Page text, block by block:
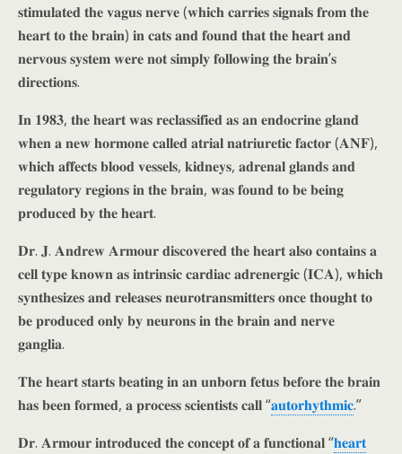
𝐬𝐭𝐢𝐦𝐮𝐥𝐚𝐭𝐞𝐝 𝐭𝐡𝐞 𝐯𝐚𝐠𝐮𝐬 𝐧𝐞𝐫𝐯𝐞 (𝐰𝐡𝐢𝐜𝐡 𝐜𝐚𝐫𝐫𝐢𝐞𝐬 𝐬𝐢𝐠𝐧𝐚𝐥𝐬 𝐟𝐫𝐨𝐦 𝐭𝐡𝐞
𝐡𝐞𝐚𝐫𝐭 𝐭𝐨 𝐭𝐡𝐞 𝐛𝐫𝐚𝐢𝐧) 𝐢𝐧 𝐜𝐚𝐭𝐬 𝐚𝐧𝐝 𝐟𝐨𝐮𝐧𝐝 𝐭𝐡𝐚𝐭 𝐭𝐡𝐞 𝐡𝐞𝐚𝐫𝐭 𝐚𝐧𝐝
𝐧𝐞𝐫𝐯𝐨𝐮𝐬 𝐬𝐲𝐬𝐭𝐞𝐦 𝐰𝐞𝐫𝐞 𝐧𝐨𝐭 𝐬𝐢𝐦𝐩𝐥𝐲 𝐟𝐨𝐥𝐥𝐨𝐰𝐢𝐧𝐠 𝐭𝐡𝐞 𝐛𝐫𝐚𝐢𝐧’𝐬
𝐝𝐢𝐫𝐞𝐜𝐭𝐢𝐨𝐧𝐬.
𝐈𝐧 𝟏𝟗𝟖𝟑, 𝐭𝐡𝐞 𝐡𝐞𝐚𝐫𝐭 𝐰𝐚𝐬 𝐫𝐞𝐜𝐥𝐚𝐬𝐬𝐢𝐟𝐢𝐞𝐝 𝐚𝐬 𝐚𝐧 𝐞𝐧𝐝𝐨𝐜𝐫𝐢𝐧𝐞 𝐠𝐥𝐚𝐧𝐝
𝐰𝐡𝐞𝐧 𝐚 𝐧𝐞𝐰 𝐡𝐨𝐫𝐦𝐨𝐧𝐞 𝐜𝐚𝐥𝐥𝐞𝐝 𝐚𝐭𝐫𝐢𝐚𝐥 𝐧𝐚𝐭𝐫𝐢𝐮𝐫𝐞𝐭𝐢𝐜 𝐟𝐚𝐜𝐭𝐨𝐫 (𝐀𝐍𝐅),
𝐰𝐡𝐢𝐜𝐡 𝐚𝐟𝐟𝐞𝐜𝐭𝐬 𝐛𝐥𝐨𝐨𝐝 𝐯𝐞𝐬𝐬𝐞𝐥𝐬, 𝐤𝐢𝐝𝐧𝐞𝐲𝐬, 𝐚𝐝𝐫𝐞𝐧𝐚𝐥 𝐠𝐥𝐚𝐧𝐝𝐬 𝐚𝐧𝐝
𝐫𝐞𝐠𝐮𝐥𝐚𝐭𝐨𝐫𝐲 𝐫𝐞𝐠𝐢𝐨𝐧𝐬 𝐢𝐧 𝐭𝐡𝐞 𝐛𝐫𝐚𝐢𝐧, 𝐰𝐚𝐬 𝐟𝐨𝐮𝐧𝐝 𝐭𝐨 𝐛𝐞 𝐛𝐞𝐢𝐧𝐠
𝐩𝐫𝐨𝐝𝐮𝐜𝐞𝐝 𝐛𝐲 𝐭𝐡𝐞 𝐡𝐞𝐚𝐫𝐭.
𝐃𝐫. 𝐉. 𝐀𝐧𝐝𝐫𝐞𝐰 𝐀𝐫𝐦𝐨𝐮𝐫 𝐝𝐢𝐬𝐜𝐨𝐯𝐞𝐫𝐞𝐝 𝐭𝐡𝐞 𝐡𝐞𝐚𝐫𝐭 𝐚𝐥𝐬𝐨 𝐜𝐨𝐧𝐭𝐚𝐢𝐧𝐬 𝐚
𝐜𝐞𝐥𝐥 𝐭𝐲𝐩𝐞 𝐤𝐧𝐨𝐰𝐧 𝐚𝐬 𝐢𝐧𝐭𝐫𝐢𝐧𝐬𝐢𝐜 𝐜𝐚𝐫𝐝𝐢𝐚𝐜 𝐚𝐝𝐫𝐞𝐧𝐞𝐫𝐠𝐢𝐜 (𝐈𝐂𝐀), 𝐰𝐡𝐢𝐜𝐡
𝐬𝐲𝐧𝐭𝐡𝐞𝐬𝐢𝐳𝐞𝐬 𝐚𝐧𝐝 𝐫𝐞𝐥𝐞𝐚𝐬𝐞𝐬 𝐧𝐞𝐮𝐫𝐨𝐭𝐫𝐚𝐧𝐬𝐦𝐢𝐭𝐭𝐞𝐫𝐬 𝐨𝐧𝐜𝐞 𝐭𝐡𝐨𝐮𝐠𝐡𝐭 𝐭𝐨
𝐛𝐞 𝐩𝐫𝐨𝐝𝐮𝐜𝐞𝐝 𝐨𝐧𝐥𝐲 𝐛𝐲 𝐧𝐞𝐮𝐫𝐨𝐧𝐬 𝐢𝐧 𝐭𝐡𝐞 𝐛𝐫𝐚𝐢𝐧 𝐚𝐧𝐝 𝐧𝐞𝐫𝐯𝐞
𝐠𝐚𝐧𝐠𝐥𝐢𝐚.
𝐓𝐡𝐞 𝐡𝐞𝐚𝐫𝐭 𝐬𝐭𝐚𝐫𝐭𝐬 𝐛𝐞𝐚𝐭𝐢𝐧𝐠 𝐢𝐧 𝐚𝐧 𝐮𝐧𝐛𝐨𝐫𝐧 𝐟𝐞𝐭𝐮𝐬 𝐛𝐞𝐟𝐨𝐫𝐞 𝐭𝐡𝐞 𝐛𝐫𝐚𝐢𝐧
𝐡𝐚𝐬 𝐛𝐞𝐞𝐧 𝐟𝐨𝐫𝐦𝐞𝐝, 𝐚 𝐩𝐫𝐨𝐜𝐞𝐬𝐬 𝐬𝐜𝐢𝐞𝐧𝐭𝐢𝐬𝐭𝐬 𝐜𝐚𝐥𝐥 “𝐚𝐮𝐭𝐨𝐫𝐡𝐲𝐭𝐡𝐦𝐢𝐜.”
𝐃𝐫. 𝐀𝐫𝐦𝐨𝐮𝐫 𝐢𝐧𝐭𝐫𝐨𝐝𝐮𝐜𝐞𝐝 𝐭𝐡𝐞 𝐜𝐨𝐧𝐜𝐞𝐩𝐭 𝐨𝐟 𝐚 𝐟𝐮𝐧𝐜𝐭𝐢𝐨𝐧𝐚𝐥 “𝐡𝐞𝐚𝐫𝐭